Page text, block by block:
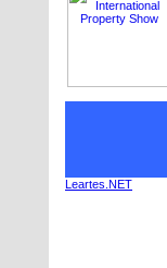
Leartes.NET